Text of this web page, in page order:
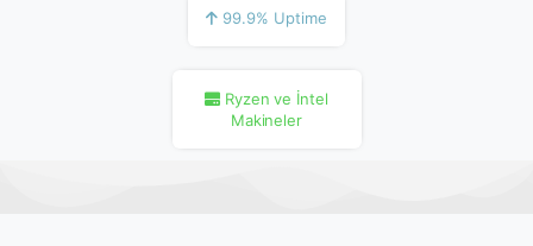
99.9% Uptime
Ryzen ve İntel
Makineler